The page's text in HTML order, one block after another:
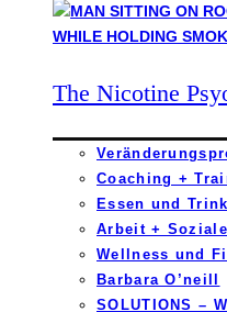
The Nicotine
Coaching +
Essen und
Arbeit +
Wellness und
Barbara O’neill
SOLUTIONS –